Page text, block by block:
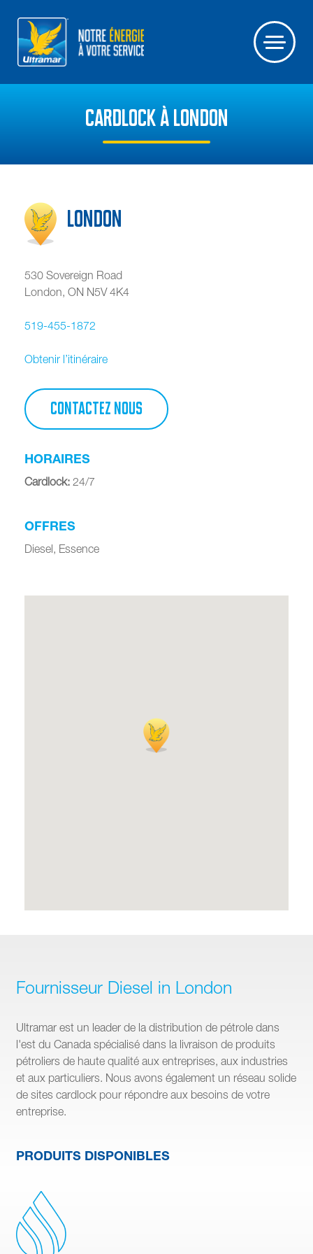
CARDLOCK À LONDON
London
530 Sovereign Road
London, ON N5V 4K4
519-455-1872
Obtenir l’itinéraire
CONTACTEZ NOUS
HORAIRES
Cardlock: 24/7
OFFRES
Diesel, Essence
Fournisseur Diesel in London
Ultramar est un leader de la distribution de pétrole dans
l'est du Canada spécialisé dans la livraison de produits
pétroliers de haute qualité aux entreprises, aux industries
et aux particuliers. Nous avons également un réseau solide
de sites cardlock pour répondre aux besoins de votre
entreprise.
PRODUITS DISPONIBLES